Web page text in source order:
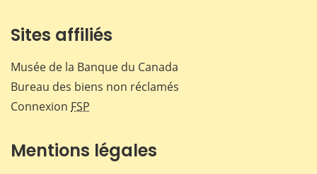
Sites affiliés
Musée de la Banque du Canada
Bureau des biens non réclamés
Connexion FSP
Mentions légales